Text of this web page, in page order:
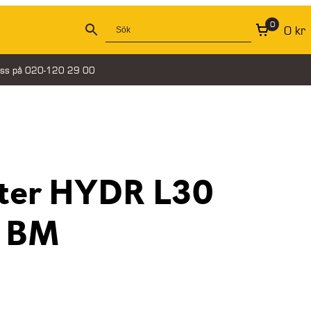
0 0 kr
på 020-120 29 00
HYDR L30